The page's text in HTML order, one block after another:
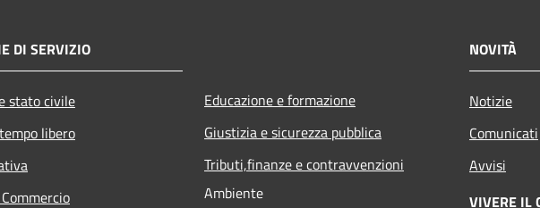
DI SERVIZIO
stato civile
libero
Educazione e formazione
Giustizia e sicurezza pubblica
Tributi,finanze e contravvenzioni
Ambiente
NOVITÀ
Notizie
Comunicati
Avvisi
VIVERE IL